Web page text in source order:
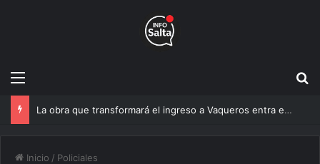
Menú
Un estudio de la UNSa busca revolucionar las casas de adobe y hacerlas más seguras
Inicio / Policiales